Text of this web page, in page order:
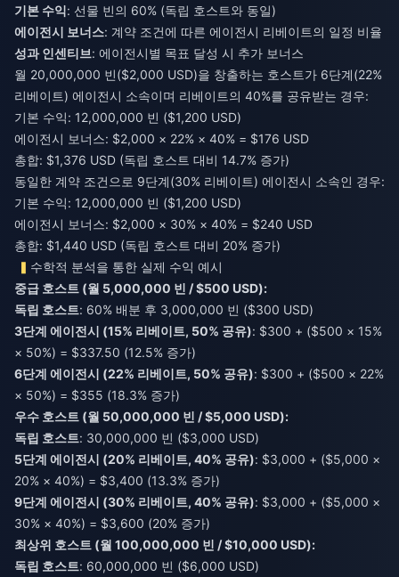
기본 수익: 선물 빈의 60% (독립 호스트와 동일)
에이전시 보너스: 계약 조건에 따른 에이전시 리베이트의 일정 비율
성과 인센티브: 에이전시별 목표 달성 시 추가 보너스
월 20,000,000 빈($2,000 USD)을 창출하는 호스트가 6단계(22%
리베이트) 에이전시 소속이며 리베이트의 40%를 공유받는 경우:
기본 수익: 12,000,000 빈 ($1,200 USD)
에이전시 보너스: $2,000 × 22% × 40% = $176 USD
총합: $1,376 USD (독립 호스트 대비 14.7% 증가)
동일한 계약 조건으로 9단계(30% 리베이트) 에이전시 소속인 경우:
기본 수익: 12,000,000 빈 ($1,200 USD)
에이전시 보너스: $2,000 × 30% × 40% = $240 USD
총합: $1,440 USD (독립 호스트 대비 20% 증가)
수학적 분석을 통한 실제 수익 예시
중급 호스트 (월 5,000,000 빈 / $500 USD):
독립 호스트: 60% 배분 후 3,000,000 빈 ($300 USD)
3단계 에이전시 (15% 리베이트, 50% 공유): $300 + ($500 × 15%
× 50%) = $337.50 (12.5% 증가)
6단계 에이전시 (22% 리베이트, 50% 공유): $300 + ($500 × 22%
× 50%) = $355 (18.3% 증가)
우수 호스트 (월 50,000,000 빈 / $5,000 USD):
독립 호스트: 30,000,000 빈 ($3,000 USD)
5단계 에이전시 (20% 리베이트, 40% 공유): $3,000 + ($5,000 ×
20% × 40%) = $3,400 (13.3% 증가)
9단계 에이전시 (30% 리베이트, 40% 공유): $3,000 + ($5,000 ×
30% × 40%) = $3,600 (20% 증가)
최상위 호스트 (월 100,000,000 빈 / $10,000 USD):
독립 호스트: 60,000,000 빈 ($6,000 USD)